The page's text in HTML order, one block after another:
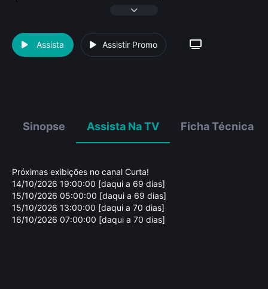
Assista Assistir Promo
Sinopse Assista Na TV Ficha Técnica
Próximas exibições no canal Curta!
14/10/2026 19:00:00 [daqui a 69 dias]
15/10/2026 05:00:00 [daqui a 69 dias]
15/10/2026 13:00:00 [daqui a 70 dias]
16/10/2026 07:00:00 [daqui a 70 dias]